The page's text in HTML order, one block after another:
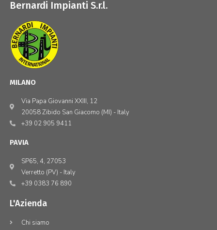
Bernardi Impianti S.r.l.
MILANO
Via Papa Giovanni XXIII, 12
20058 Zibido San Giacomo (MI) - Italy
+39 02 905 9411
PAVIA
SP65, 4, 27053
Verretto (PV) - Italy
+39 0383 76 890
L'Azienda
Chi siamo